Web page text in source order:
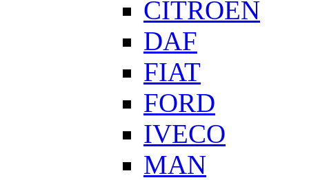
CITROEN
DAF
FIAT
FORD
IVECO
MAN